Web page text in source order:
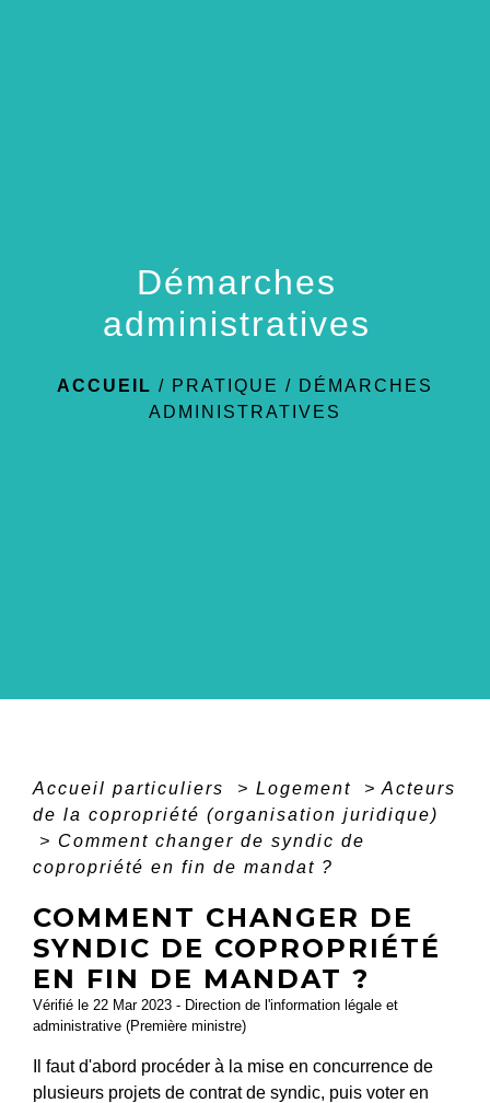
Démarches
administratives
ACCUEIL / PRATIQUE / DÉMARCHES
ADMINISTRATIVES
Accueil particuliers > Logement > Acteurs
de la copropriété (organisation juridique)
> Comment changer de syndic de
copropriété en fin de mandat ?
COMMENT CHANGER DE
SYNDIC DE COPROPRIÉTÉ
EN FIN DE MANDAT ?
Vérifié le 22 Mar 2023 - Direction de l'information légale et
administrative (Première ministre)
Il faut d'abord procéder à la mise en concurrence de
plusieurs projets de contrat de syndic, puis voter en